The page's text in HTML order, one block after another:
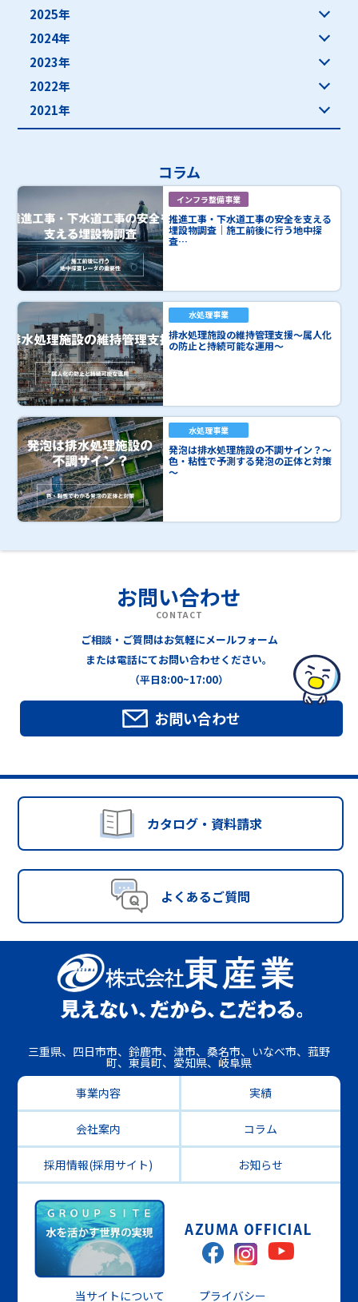
2025年
2024年
2023年
2022年
2021年
コラム
インフラ整備事業
推進工事・下水道工事の安全を支える
埋設物調査｜施工前後に行う地中探
査…
水処理事業
排水処理施設の維持管理支援～属人化
の防止と持続可能な運用～
水処理事業
発泡は排水処理施設の不調サイン？～
色・粘性で予測する発泡の正体と対策
～
お問い合わせ
CONTACT
ご相談・ご質問はお気軽にメールフォーム
または電話にてお問い合わせください。
（平日8:00~17:00）
お問い合わせ
カタログ・資料請求
よくあるご質問
三重県、四日市市、鈴鹿市、津市、桑名市、いなべ市、菰野
町、東員町、愛知県、岐阜県
事業内容
実績
会社案内 コラム
採用情報(採用サイト) お知らせ
当サイトについて プライバシー